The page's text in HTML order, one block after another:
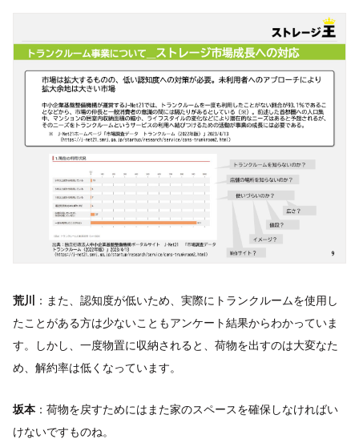
荒川
：また、認知度が低いため、実際にトランクルームを使用し
たことがある方は少ないこともアンケート結果からわかっていま
す。しかし、一度物置に収納されると、荷物を出すのは大変なた
め、解約率は低くなっています。
坂本 ：荷物を戻すためにはまた家のスペースを確保しなければい
けないですものね。